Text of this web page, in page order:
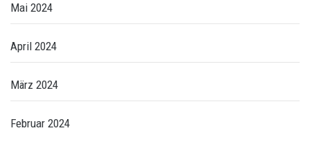
Mai 2024
April 2024
März 2024
Februar 2024